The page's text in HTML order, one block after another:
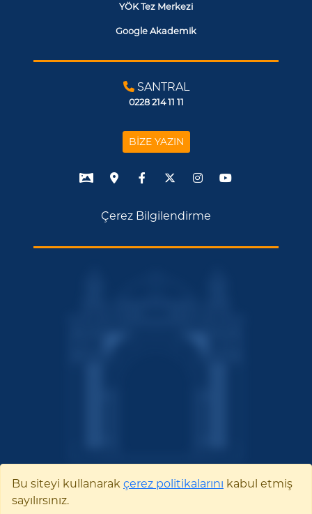
YÖK Tez Merkezi
Google Akademik
SANTRAL
0228 214 11 11
BİZE YAZIN
Çerez Bilgilendirme
Bu siteyi kullanarak çerez politikalarını kabul etmiş
sayılırsınız.